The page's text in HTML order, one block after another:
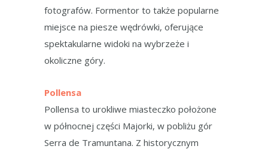
fotografów. Formentor to także popularne
miejsce na piesze wędrówki, oferujące
spektakularne widoki na wybrzeże i
okoliczne góry.
Pollensa
Pollensa to urokliwe miasteczko położone
w północnej części Majorki, w pobliżu gór
Serra de Tramuntana. Z historycznym